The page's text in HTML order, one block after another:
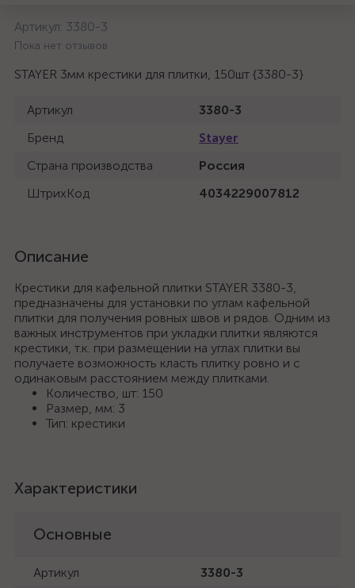
Артикул: 3380-3
Пока нет отзывов
STAYER 3мм крестики для плитки, 150шт {3380-3}
Артикул
3380-3
Бренд
Stayer
Страна производства
Россия
ШтрихКод
4034229007812
Описание
Крестики для кафельной плитки STAYER 3380-3,
предназначены для установки по углам кафельной
плитки для получения ровных швов и рядов. Одним из
важных инструментов при укладки плитки являются
крестики, т.к. при размещении на углах плитки вы
получаете возможность класть плитку ровно и с
одинаковым расстоянием между плитками.
Количество, шт: 150
Размер, мм: 3
Тип: крестики
Характеристики
Основные
Артикул
3380-3